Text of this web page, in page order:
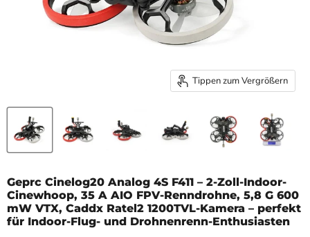
Tippen zum Vergrößern
Geprc Cinelog20 Analog 4S F411 – 2-Zoll-Indoor-
Cinewhoop, 35 A AIO FPV-Renndrohne, 5,8 G 600
mW VTX, Caddx Ratel2 1200TVL-Kamera – perfekt
für Indoor-Flug- und Drohnenrenn-Enthusiasten